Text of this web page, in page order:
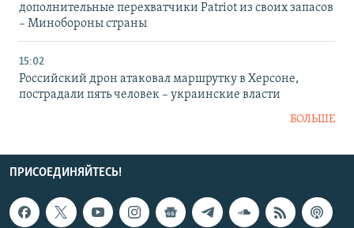
дополнительные перехватчики Patriot из своих запасов
– Минобороны страны
15:02
Российский дрон атаковал маршрутку в Херсоне,
пострадали пять человек – украинские власти
БОЛЬШЕ
ПРИСОЕДИНЯЙТЕСЬ!